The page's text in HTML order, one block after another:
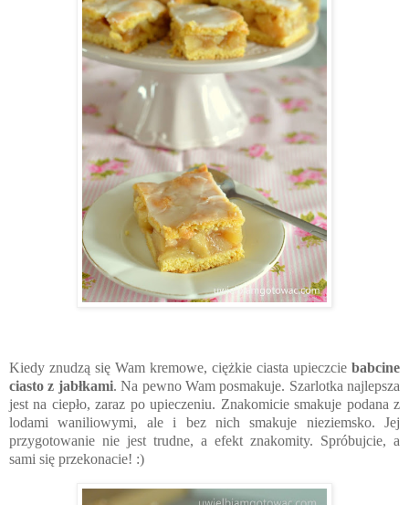
Kiedy znudzą się Wam kremowe, ciężkie ciasta upieczcie babcine
ciasto z jabłkami. Na pewno Wam posmakuje. Szarlotka najlepsza
jest na ciepło, zaraz po upieczeniu. Znakomicie smakuje podana z
lodami waniliowymi, ale i bez nich smakuje nieziemsko. Jej
przygotowanie nie jest trudne, a efekt znakomity. Spróbujcie, a
sami się przekonacie! :)